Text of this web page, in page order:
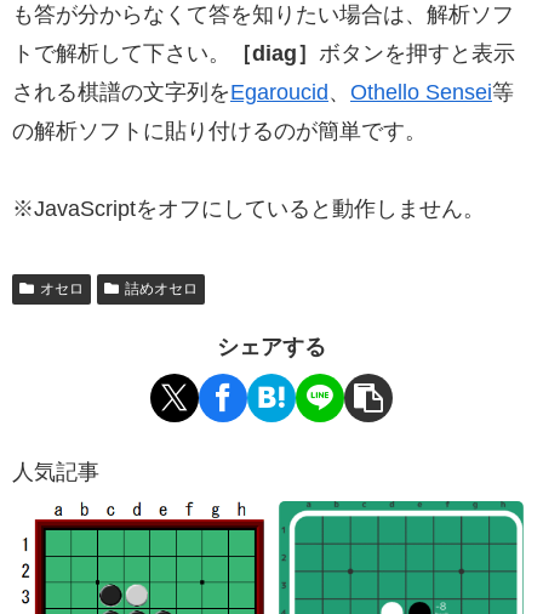
も答が分からなくて答を知りたい場合は、解析ソフ
トで解析して下さい。
［diag］ ボタンを押すと表示
される棋譜の文字列をEgaroucid、 Othello Sensei等
の解析ソフトに貼り付けるのが簡単です。
※JavaScriptをオフにしていると動作しません。
オセロ 詰めオセロ
シェアする
人気記事